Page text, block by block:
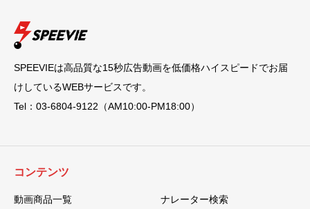
SPEEVIEは高品質な15秒広告動画を低価格ハイスピードでお届
けしているWEBサービスです。
Tel：03-6804-9122（AM10:00-PM18:00）
コンテンツ
動画商品一覧 ナレーター検索